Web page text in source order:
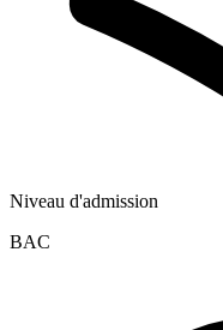
Niveau d'admission
BAC